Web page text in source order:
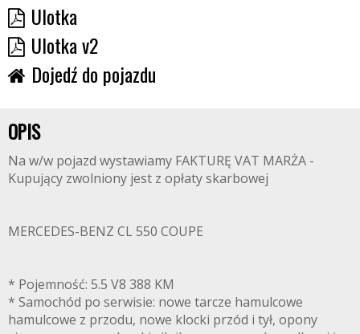
Ulotka
Ulotka v2
Dojedź do pojazdu
OPIS
Na w/w pojazd wystawiamy FAKTURĘ VAT MARŻA -
Kupujący zwolniony jest z opłaty skarbowej
MERCEDES-BENZ CL 550 COUPE
* Pojemność: 5.5 V8 388 KM
* Samochód po serwisie: nowe tarcze hamulcowe
hamulcowe z przodu, nowe klocki przód i tył, opony